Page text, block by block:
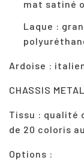
mat satiné
Laque :
Ardoise :
CHASSIS
Tissu : qualité
de 20 coloris
Options :